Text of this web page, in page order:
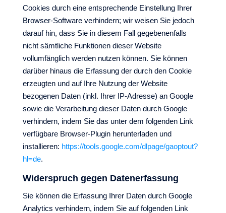
Cookies durch eine entsprechende Einstellung Ihrer
Browser-Software verhindern; wir weisen Sie jedoch
darauf hin, dass Sie in diesem Fall gegebenenfalls
nicht sämtliche Funktionen dieser Website
vollumfänglich werden nutzen können. Sie können
darüber hinaus die Erfassung der durch den Cookie
erzeugten und auf Ihre Nutzung der Website
bezogenen Daten (inkl. Ihrer IP-Adresse) an Google
sowie die Verarbeitung dieser Daten durch Google
verhindern, indem Sie das unter dem folgenden Link
verfügbare Browser-Plugin herunterladen und
installieren: https://tools.google.com/dlpage/gaoptout?
hl=de.
Widerspruch gegen Datenerfassung
Sie können die Erfassung Ihrer Daten durch Google
Analytics verhindern, indem Sie auf folgenden Link